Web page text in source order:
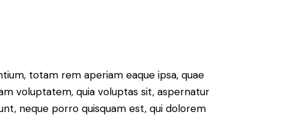
totam rem aperiam eaque ipsa, quae
voluptatem, quia voluptas sit, aspernatur
neque porro quisquam est, qui dolorem